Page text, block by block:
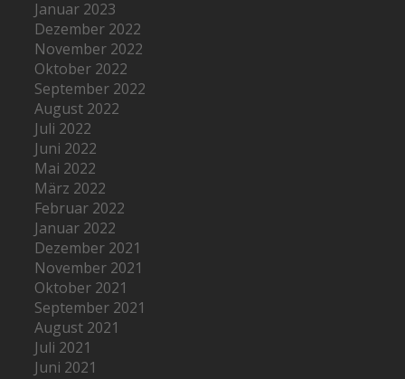
Januar 2023
Dezember 2022
November 2022
Oktober 2022
September 2022
August 2022
Juli 2022
Juni 2022
Mai 2022
März 2022
Februar 2022
Januar 2022
Dezember 2021
November 2021
Oktober 2021
September 2021
August 2021
Juli 2021
Juni 2021